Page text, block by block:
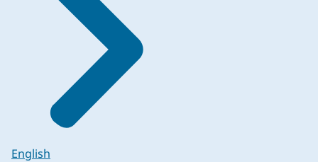
English